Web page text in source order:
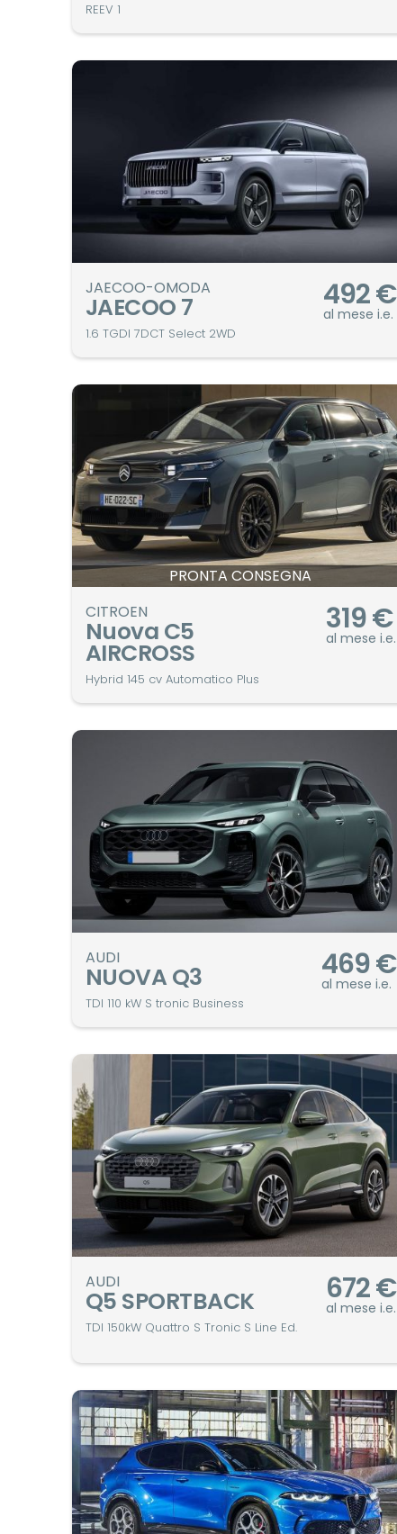
REEV 1
JAECOO-OMODA
JAECOO 7
1.6 TGDI 7DCT Select 2WD
492€
al mese i.e.
PRONTA CONSEGNA
CITROEN
Nuova C5
AIRCROSS
Hybrid 145 cv Automatico Plus
319€
al mese i.e.
AUDI
NUOVA Q3
TDI 110 kW S tronic Business
469€
al mese i.e.
AUDI
Q5 SPORTBACK
TDI 150kW Quattro S Tronic S Line Ed.
672€
al mese i.e.